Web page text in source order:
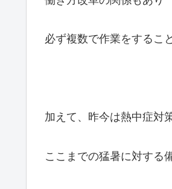
必ず複数で作業をするこ
加えて、昨今は熱中症対
ここまでの猛暑に対する